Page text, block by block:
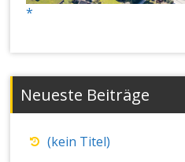
Neueste Beiträge
(kein Titel)